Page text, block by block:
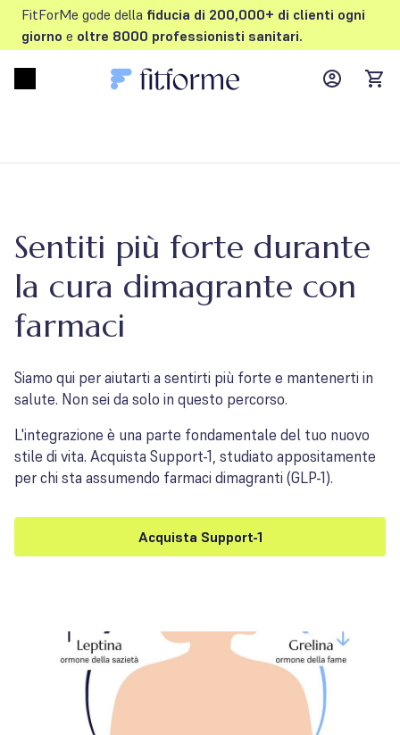
FitForMe gode della fiducia di 200,000+ di clienti ogni
giorno e oltre 8000 professionisti sanitari.
MyFFM
Sentiti più forte durante
la cura dimagrante con
farmaci
Siamo qui per aiutarti a sentirti più forte e mantenerti in
salute. Non sei da solo in questo percorso.
L'integrazione è una parte fondamentale del tuo nuovo
stile di vita. Acquista Support-1, studiato appositamente
per chi sta assumendo farmaci dimagranti (GLP-1).
Acquista Support-1